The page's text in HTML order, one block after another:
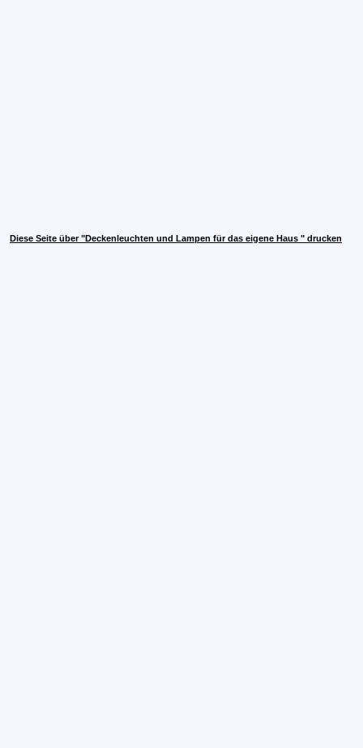
Diese Seite über "Deckenleuchten und Lampen für das eigene Haus " drucken